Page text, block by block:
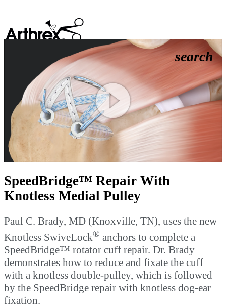
search
Play
Video
SpeedBridge™ Repair With
Knotless Medial Pulley
Paul C. Brady, MD (Knoxville, TN), uses the new
Knotless SwiveLock® anchors to complete a
SpeedBridge™ rotator cuff repair. Dr. Brady
demonstrates how to reduce and fixate the cuff
with a knotless double-pulley, which is followed
by the SpeedBridge repair with knotless dog-ear
fixation.